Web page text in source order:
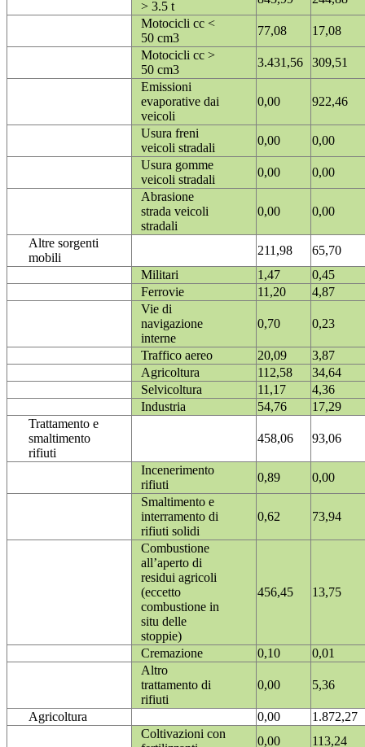
> 3.5 t
Motocicli cc <
50 cm3
77,08
17,08
Motocicli cc >
50 cm3
3.431,56
309,51
Emissioni
evaporative dai
veicoli
0,00 922,46
Usura freni
veicoli stradali
0,00
0,00
Usura gomme
veicoli stradali
0,00
0,00
Abrasione
strada veicoli
stradali
0,00 0,00
Altre sorgenti
mobili
211,98
65,70
Militari
1,47
0,45
Ferrovie
11,20
4,87
Vie di
navigazione
interne
0,70 0,23
Traffico aereo 20,09
3,87
Agricoltura
112,58
34,64
Selvicoltura
11,17
4,36
Industria
54,76
17,29
Trattamento e
smaltimento
rifiuti
458,06 93,06
Incenerimento
rifiuti
0,89
0,00
Smaltimento e
interramento di
rifiuti solidi
0,62 73,94
Combustione
all’aperto di
residui agricoli
(eccetto
combustione in
situ delle
stoppie)
456,45 13,75
Cremazione 0,10
0,01
Altro
trattamento di
rifiuti
0,00 5,36
Agricoltura 0,00
1.872,27
Coltivazioni con
0,00 113,24